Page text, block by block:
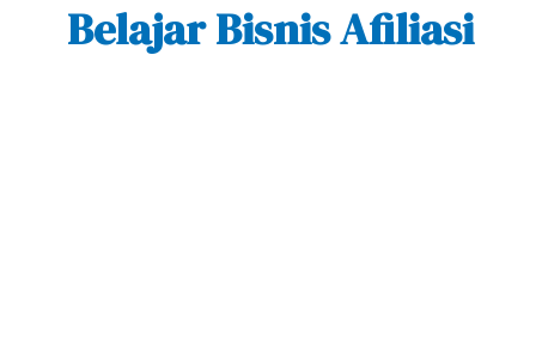
Belajar Bisnis Afiliasi